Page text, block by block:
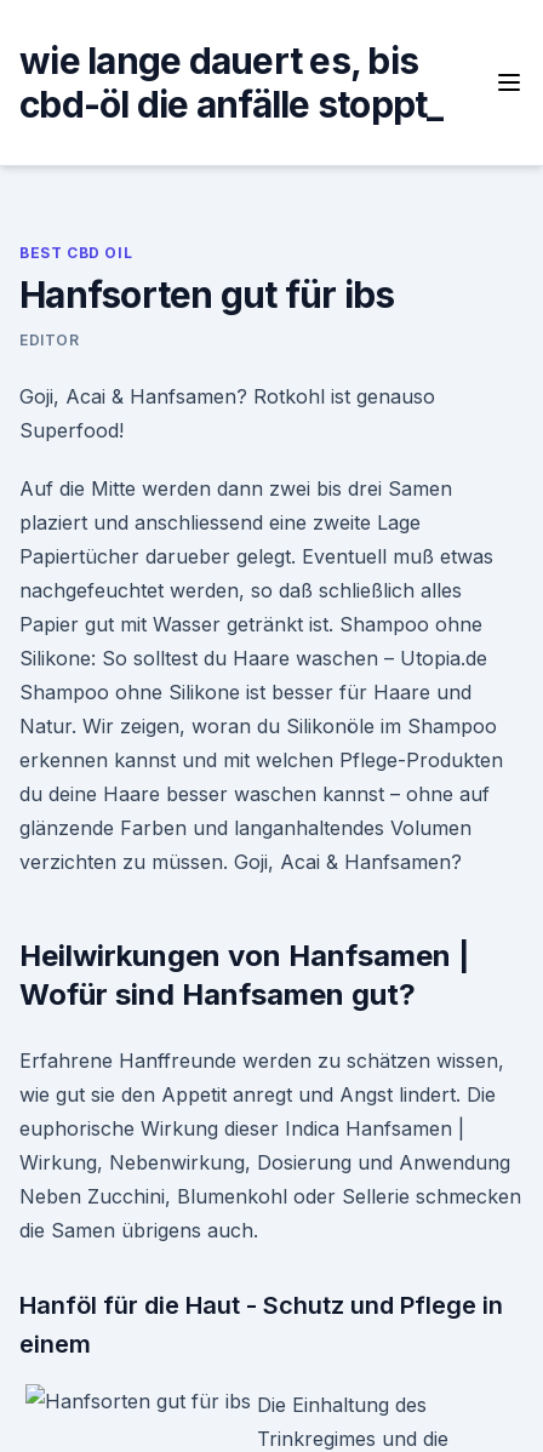
content
wie lange dauert es, bis
cbd-öl die anfälle stoppt_
BEST CBD OIL
Hanfsorten gut für ibs
EDITOR
Goji, Acai & Hanfsamen? Rotkohl ist genauso
Superfood!
Auf die Mitte werden dann zwei bis drei Samen
plaziert und anschliessend eine zweite Lage
Papiertücher darueber gelegt. Eventuell muß etwas
nachgefeuchtet werden, so daß schließlich alles
Papier gut mit Wasser getränkt ist. Shampoo ohne
Silikone: So solltest du Haare waschen – Utopia.de
Shampoo ohne Silikone ist besser für Haare und
Natur. Wir zeigen, woran du Silikonöle im Shampoo
erkennen kannst und mit welchen Pflege-Produkten
du deine Haare besser waschen kannst – ohne auf
glänzende Farben und langanhaltendes Volumen
verzichten zu müssen. Goji, Acai & Hanfsamen?
Heilwirkungen von Hanfsamen |
Wofür sind Hanfsamen gut?
Erfahrene Hanffreunde werden zu schätzen wissen,
wie gut sie den Appetit anregt und Angst lindert. Die
euphorische Wirkung dieser Indica Hanfsamen |
Wirkung, Nebenwirkung, Dosierung und Anwendung
Neben Zucchini, Blumenkohl oder Sellerie schmecken
die Samen übrigens auch.
Hanföl für die Haut - Schutz und Pflege in
einem
Die Einhaltung des
Trinkregimes und die